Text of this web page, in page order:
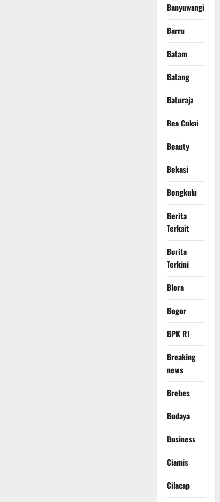
Banyuwangi
Barru
Batam
Batang
Baturaja
Bea Cukai
Beauty
Bekasi
Bengkulu
Berita
Terkait
Berita
Terkini
Blora
Bogor
BPK RI
Breaking
news
Brebes
Budaya
Business
Ciamis
Cilacap